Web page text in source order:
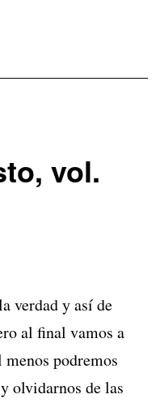
vol.
verdad y así de
al final vamos a
podremos
olvidarnos de las